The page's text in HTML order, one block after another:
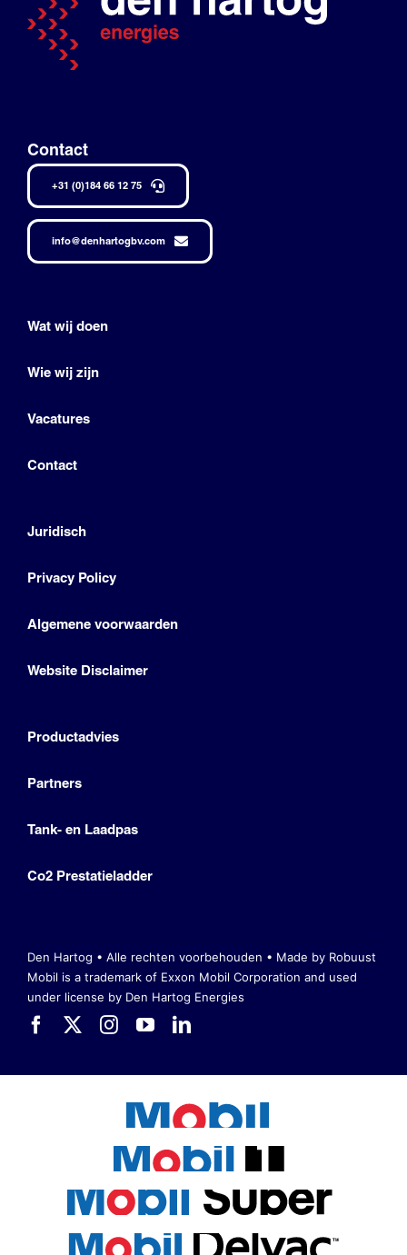
Contact
+31 (0)184 66 12 75
info@denhartogbv.com
Wat wij doen
Wie wij zijn
Vacatures
Contact
Juridisch
Privacy Policy
Algemene voorwaarden
Website Disclaimer
Productadvies
Partners
Tank- en Laadpas
Co2 Prestatieladder
Den Hartog • Alle rechten voorbehouden • Made by Robuust
Mobil is a trademark of Exxon Mobil Corporation and used
under license by Den Hartog Energies